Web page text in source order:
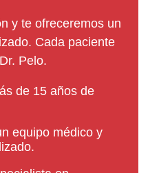
y te ofreceremos un
Cada paciente
Pelo.
de 15 años de
equipo médico y